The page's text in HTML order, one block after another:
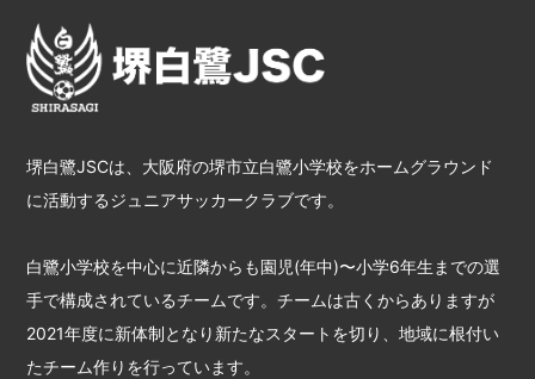
堺白鷺JSCは、大阪府の堺市立白鷺小学校をホームグラウンド
に活動するジュニアサッカークラブです。
白鷺小学校を中心に近隣からも園児(年中)〜小学6年生までの選
手で構成されているチームです。チームは古くからありますが
2021年度に新体制となり新たなスタートを切り、地域に根付い
たチーム作りを行っています。